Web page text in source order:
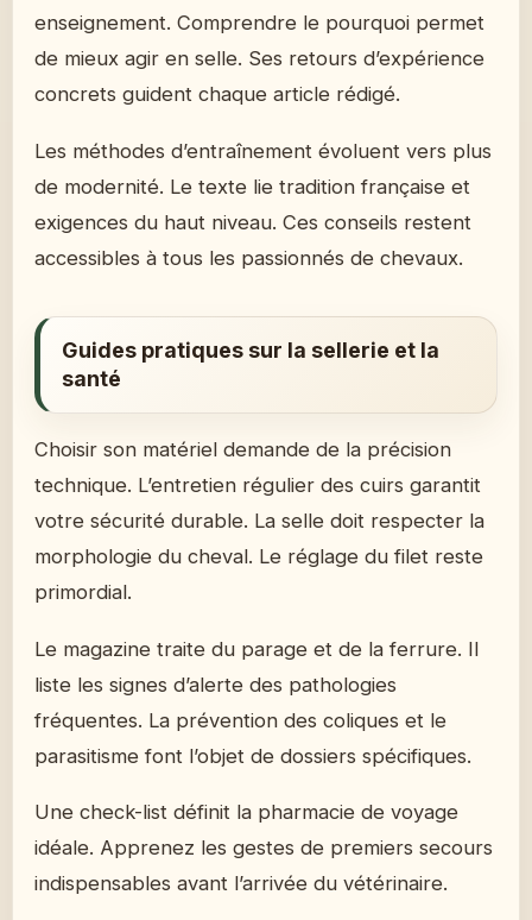
enseignement. Comprendre le pourquoi permet
de mieux agir en selle. Ses retours d’expérience
concrets guident chaque article rédigé.
Les méthodes d’entraînement évoluent vers plus
de modernité. Le texte lie tradition française et
exigences du haut niveau. Ces conseils restent
accessibles à tous les passionnés de chevaux.
Guides pratiques sur la sellerie et la
santé
Choisir son matériel demande de la précision
technique. L’entretien régulier des cuirs garantit
votre sécurité durable. La selle doit respecter la
morphologie du cheval. Le réglage du filet reste
primordial.
Le magazine traite du parage et de la ferrure. Il
liste les signes d’alerte des pathologies
fréquentes. La prévention des coliques et le
parasitisme font l’objet de dossiers spécifiques.
Une check-list définit la pharmacie de voyage
idéale. Apprenez les gestes de premiers secours
indispensables avant l’arrivée du vétérinaire.